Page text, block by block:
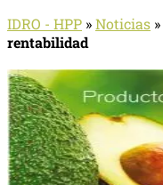
IDRO - HPP »Noticias »
rentabilidad